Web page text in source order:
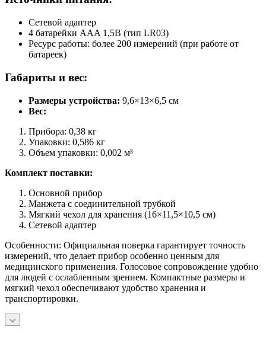
Сетевой адаптер
4 батарейки AAA 1,5В (тип LR03)
Ресурс работы: более 200 измерений (при работе от
батареек)
Габариты и вес:
Размеры устройства: 9,6×13×6,5 см
Вес:
Прибора: 0,38 кг
Упаковки: 0,586 кг
Объем упаковки: 0,002 м³
Комплект поставки:
Основной прибор
Манжета с соединительной трубкой
Мягкий чехол для хранения (16×11,5×10,5 см)
Сетевой адаптер
Особенности: Официальная поверка гарантирует точность
измерений, что делает прибор особенно ценным для
медицинского применения. Голосовое сопровождение удобно
для людей с ослабленным зрением. Компактные размеры и
мягкий чехол обеспечивают удобство хранения и
транспортировки.